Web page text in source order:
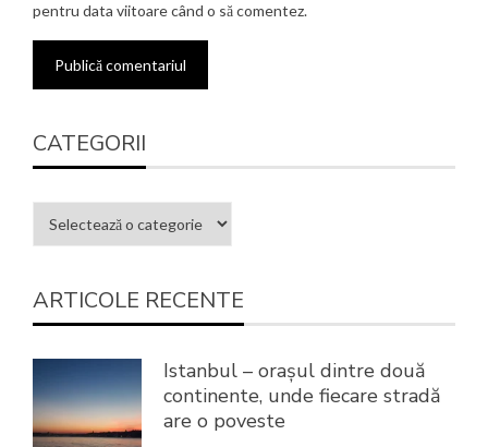
pentru data viitoare când o să comentez.
CATEGORII
ARTICOLE RECENTE
Istanbul – orașul dintre două
continente, unde fiecare stradă
are o poveste